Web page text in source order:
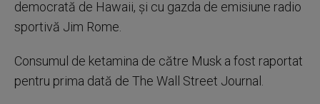
democrată de Hawaii, şi cu gazda de emisiune radio
sportivă Jim Rome.
Consumul de ketamina de către Musk a fost raportat
pentru prima dată de The Wall Street Journal.